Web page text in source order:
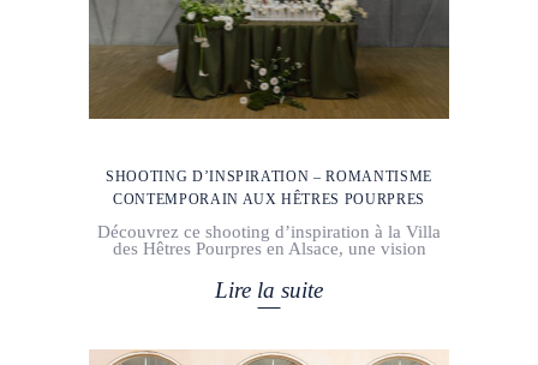
SHOOTING D’INSPIRATION – ROMANTISME
CONTEMPORAIN AUX HÊTRES POURPRES
Découvrez ce shooting d’inspiration à la Villa
des Hêtres Pourpres en Alsace, une vision
Lire la suite